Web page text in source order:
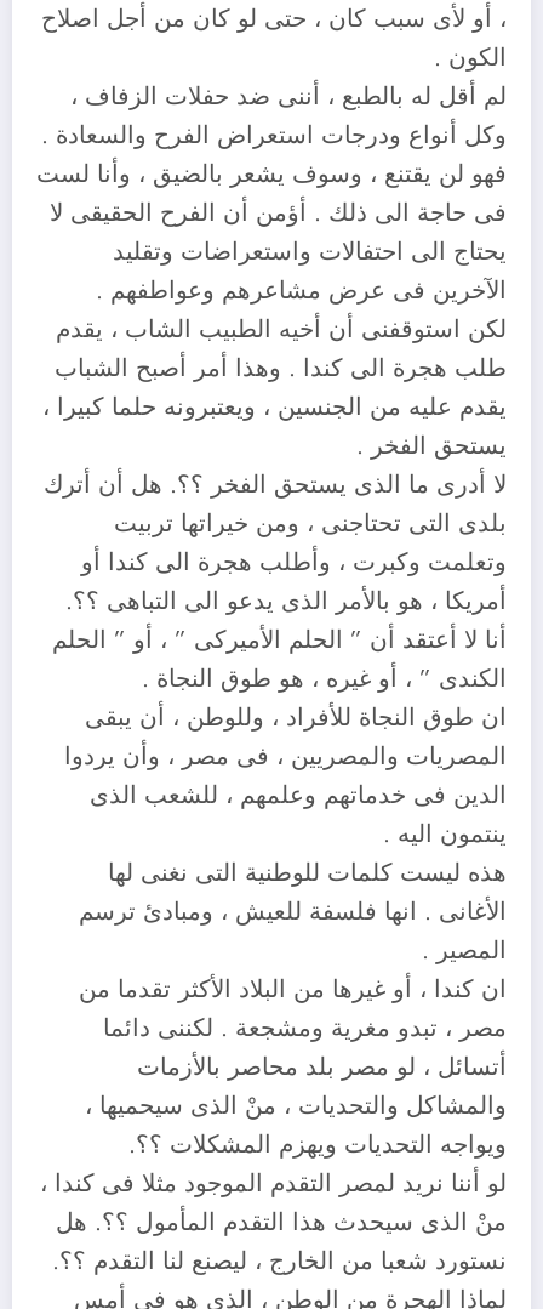
، أو لأى سبب كان ، حتى لو كان من أجل اصلاح
الكون .
لم أقل له بالطبع ، أننى ضد حفلات الزفاف ،
وكل أنواع ودرجات استعراض الفرح والسعادة .
فهو لن يقتنع ، وسوف يشعر بالضيق ، وأنا لست
فى حاجة الى ذلك . أؤمن أن الفرح الحقيقى لا
يحتاج الى احتفالات واستعراضات وتقليد
الآخرين فى عرض مشاعرهم وعواطفهم .
لكن استوقفنى أن أخيه الطبيب الشاب ، يقدم
طلب هجرة الى كندا . وهذا أمر أصبح الشباب
يقدم عليه من الجنسين ، ويعتبرونه حلما كبيرا ،
يستحق الفخر .
لا أدرى ما الذى يستحق الفخر ؟؟. هل أن أترك
بلدى التى تحتاجنى ، ومن خيراتها تربيت
وتعلمت وكبرت ، وأطلب هجرة الى كندا أو
أمريكا ، هو بالأمر الذى يدعو الى التباهى ؟؟.
أنا لا أعتقد أن ” الحلم الأميركى ” ، أو ” الحلم
الكندى ” ، أو غيره ، هو طوق النجاة .
ان طوق النجاة للأفراد ، وللوطن ، أن يبقى
المصريات والمصريين ، فى مصر ، وأن يردوا
الدين فى خدماتهم وعلمهم ، للشعب الذى
ينتمون اليه .
هذه ليست كلمات للوطنية التى نغنى لها
الأغانى . انها فلسفة للعيش ، ومبادئ ترسم
المصير .
ان كندا ، أو غيرها من البلاد الأكثر تقدما من
مصر ، تبدو مغرية ومشجعة . لكننى دائما
أتسائل ، لو مصر بلد محاصر بالأزمات
والمشاكل والتحديات ، منْ الذى سيحميها ،
ويواجه التحديات ويهزم المشكلات ؟؟.
لو أننا نريد لمصر التقدم الموجود مثلا فى كندا ،
منْ الذى سيحدث هذا التقدم المأمول ؟؟. هل
نستورد شعبا من الخارج ، ليصنع لنا التقدم ؟؟.
لماذا الهجرة من الوطن ، الذى هو فى أمس